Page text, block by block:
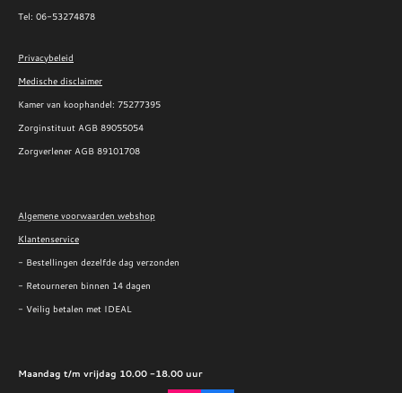
Tel: 06-53274878
Privacybeleid
Medische disclaimer
Kamer van koophandel: 75277395
Zorginstituut AGB 89055054
Zorgverlener AGB 89101708
Algemene voorwaarden webshop
Klantenservice
- Bestellingen dezelfde dag verzonden
- Retourneren binnen 14 dagen
- Veilig betalen met IDEAL
Maandag t/m vrijdag 10.00 -18.00 uur